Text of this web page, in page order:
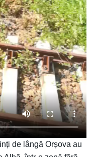
de lângă Orșova au